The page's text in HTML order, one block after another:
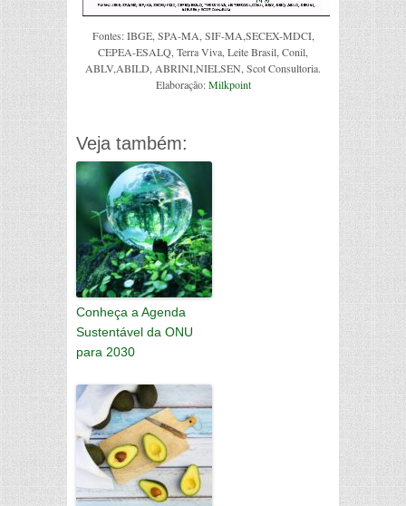
Fontes: IBGE, SPA-MA, SIF-MA,SECEX-MDCI,
CEPEA-ESALQ, Terra Viva, Leite Brasil, Conil,
ABLV,ABILD, ABRINI,NIELSEN, Scot Consultoria.
Elaboração:Milkpoint
Veja também:
Conheça a Agenda
Sustentável da ONU
para 2030